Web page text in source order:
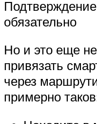
обязательно
Но и это еще
привязать
через
примерно